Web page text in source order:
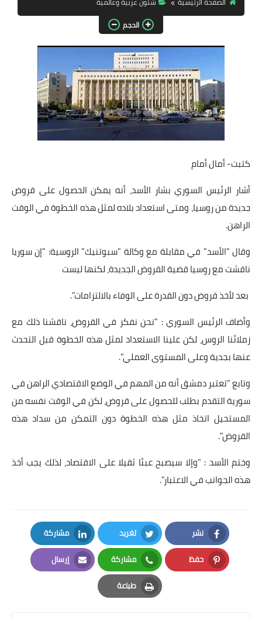
مقالات واراء
محافظات
القاهرة
القليوبية
الجيزة
سوهاج
شمال سيناء
صحة
البوابة التعليمية
المزيد
اقتصاد
حكاية صورة
بداية tv
حوادث
الحجم
كتبت- أمال أمام
أشار الرئيس السوري بشار الأسد، أنه يمكن الحصول على قروض
جديدة من روسيا، ومتى استعداد بلاده لمثل هذه الخطوة في الوقت
الراهن.
وقال "الأسد" في مقابلة مع وكالة "سبوتنيك" الروسية: "إن سوريا
ناقشت مع روسيا قضية القروض الجديدة، لكنها ليست
بعد لأخذ قروض دون القدرة على الوفاء بالالتزامات".
وأضاف الرئيس السوري : "نحن نفكر في القروض، ناقشنا ذلك مع
زملائنا الروس، لكن علينا الاستعداد لمثل هذه الخطوة قبل التحدث
عنها بجدية وعلى المستوى العملي".
وتابع "تعتبر دمشق أنه من المهم في الوضع الاقتصادي الراهن في
سورية التقدم بطلب للحصول على قروض، لكن في الوقت نفسه من
المستحيل اتخاذ مثل هذه الخطوة دون التمكن من سداد هذه
القروض".
وختم الأسد : "وإلا سيصبح عبئا ثقيلا على الاقتصاد، لذلك يجب أخذ
هذه الجوانب في الاعتبار".
نشر
Facebook
تغريد
Twitter
مشاركة
LinkedIn
حفظ
Pinterest
مشاركة
Whatsapp
إرسال
Email
طباعة
Print